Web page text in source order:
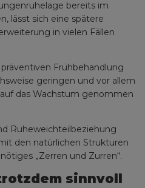
bereits im
lässt sich eine spätere
in vielen Fällen
Frühbehandlung
geringen und vor allem
das Wachstum genommen
Ruheweichteilbeziehung
den natürlichen Strukturen
„Zerren und Zurren“.
sinnvoll